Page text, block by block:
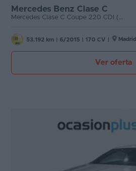
Mercedes Benz Clase C
Mercedes Clase C Coupe 220 CDI (170 CV)
53.192 km 6/2015 170 CV Madrid
Ver oferta